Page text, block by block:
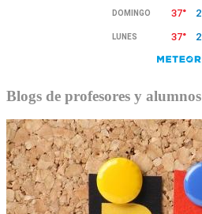
Blogs de profesores y alumnos